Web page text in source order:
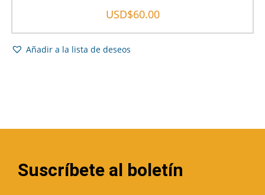
USD$60.00
Añadir a la lista de deseos
Suscríbete al boletín